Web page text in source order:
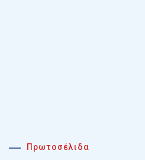
Πρωτοσέλιδα